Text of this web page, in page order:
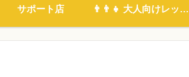
サポート店 👨‍👨‍👧 大人向けレッスン